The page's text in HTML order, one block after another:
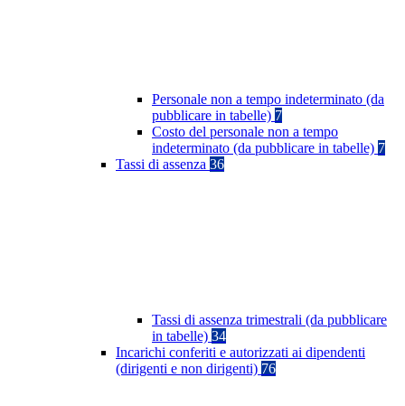
Personale non a tempo indeterminato (da
pubblicare in tabelle) 7
Costo del personale non a tempo
indeterminato (da pubblicare in tabelle) 7
Tassi di assenza 36
Tassi di assenza trimestrali (da pubblicare
in tabelle) 34
Incarichi conferiti e autorizzati ai dipendenti
(dirigenti e non dirigenti) 76